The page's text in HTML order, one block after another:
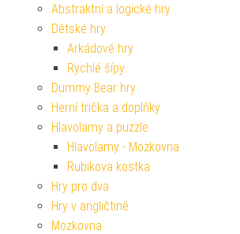
Abstraktní a logické hry
Dětské hry
Arkádové hry
Rychlé šípy
Dummy Bear hry
Herní trička a doplňky
Hlavolamy a puzzle
Hlavolamy - Mozkovna
Rubikova kostka
Hry pro dva
Hry v angličtině
Mozkovna